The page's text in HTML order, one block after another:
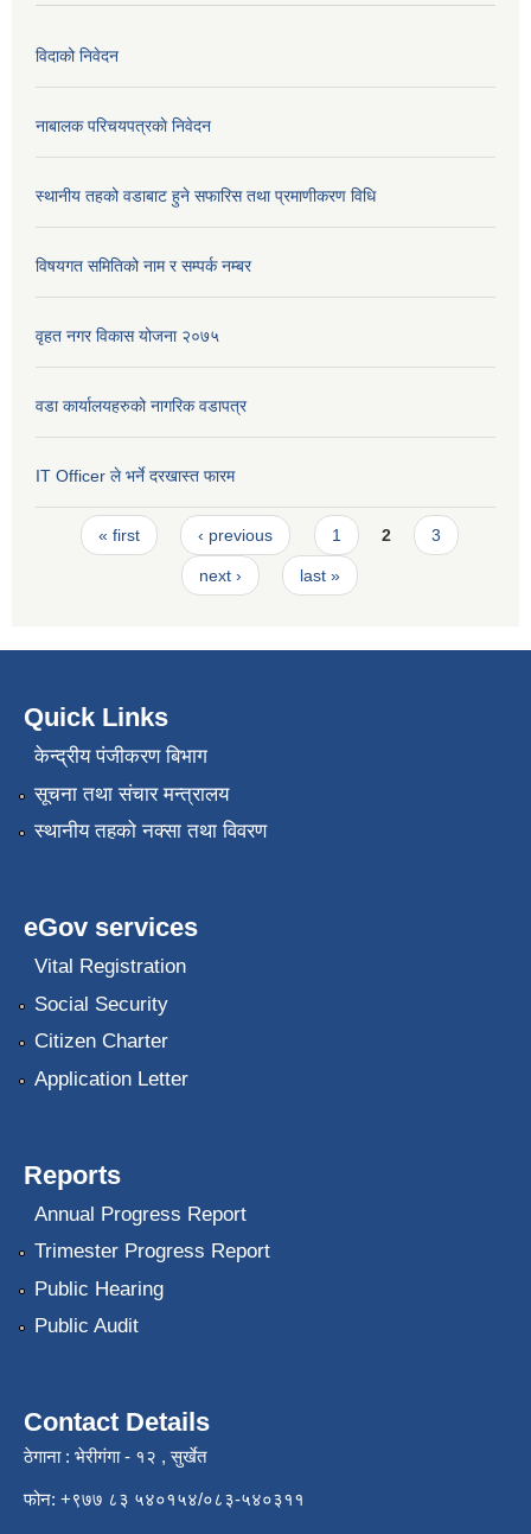
विदाको निवेदन
नाबालक परिचयपत्रकाे निवेदन
स्थानीय तहको वडाबाट हुने सफारिस तथा प्रमाणीकरण विधि
विषयगत समितिको नाम र सम्पर्क नम्बर
वृहत नगर विकास योजना २०७५
वडा कार्यालयहरुको नागरिक वडापत्र
IT Officer ले भर्ने दरखास्त फारम
Pages
« first ‹ previous 1 2 3
next › last »
Quick Links
केन्द्रीय पंजीकरण बिभाग
सूचना तथा संचार मन्त्रालय
स्थानीय तहको नक्सा तथा विवरण
eGov services
Vital Registration
Social Security
Citizen Charter
Application Letter
Reports
Annual Progress Report
Trimester Progress Report
Public Hearing
Public Audit
Contact Details
ठेगाना : भेरीगंगा - १२ , सुर्खेत
फोन: +९७७ ८३ ५४०१५४/०८३-५४०३११